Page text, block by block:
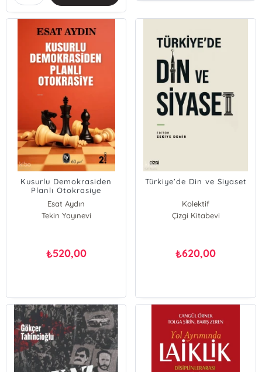
Özge Kahraman Ersöz
Kusurlu Demokrasiden
Planlı Otokrasiye
Esat Aydın
Tekin Yayınevi
₺520,00
Türkiye’de Din ve Siyaset
Kolektif
Çizgi Kitabevi
₺620,00